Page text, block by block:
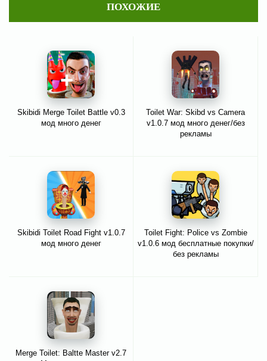
ПОХОЖИЕ
Skibidi Merge Toilet Battle v0.3
мод много денег
Toilet War: Skibd vs Camera
v1.0.7 мод много денег/без
рекламы
Skibidi Toilet Road Fight v1.0.7
мод много денег
Toilet Fight: Police vs Zombie
v1.0.6 мод бесплатные покупки/
без рекламы
Merge Toilet: Baltte Master v2.7